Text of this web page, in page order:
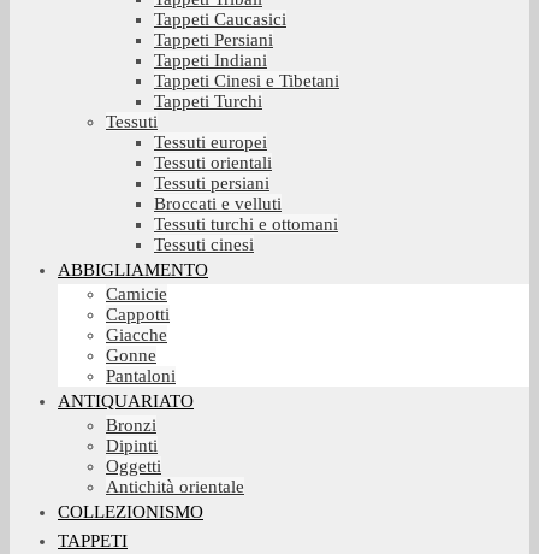
Tappeti Caucasici
Tappeti Persiani
Tappeti Indiani
Tappeti Cinesi e Tibetani
Tappeti Turchi
Tessuti
Tessuti europei
Tessuti orientali
Tessuti persiani
Broccati e velluti
Tessuti turchi e ottomani
Tessuti cinesi
ABBIGLIAMENTO
Camicie
Cappotti
Giacche
Gonne
Pantaloni
ANTIQUARIATO
Bronzi
Dipinti
Oggetti
Antichità orientale
COLLEZIONISMO
TAPPETI